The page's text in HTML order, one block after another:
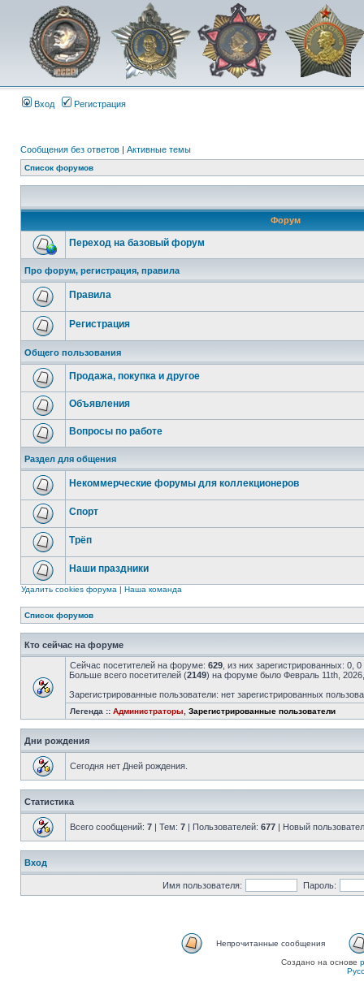
Вход Регистрация
Сообщения без ответов | Активные темы
Список форумов
Форум
Переход на базовый форум
Про форум, регистрация, правила
Правила
Регистрация
Общего пользования
Продажа, покупка и другое
Объявления
Вопросы по работе
Раздел для общения
Некоммерческие форумы для коллекционеров
Спорт
Трёп
Наши праздники
Удалить cookies форума | Наша команда
Список форумов
Кто сейчас на форуме
Сейчас посетителей на форуме: 629 , из них зарегистрированных: 0,
Больше всего посетителей (2149) на форуме было Февраль 11th,
Зарегистрированные пользователи: нет зарегистрированных
Легенда :: Администраторы Зарегистрированные пользователи
Дни рождения
Сегодня нет Дней рождения.
Статистика
Всего сообщений: 7 | Тем: 7 | Пользователей: 677 | Новый
Вход
Имя пользователя: Пароль:
Непрочитанные сообщения
Создано на основе